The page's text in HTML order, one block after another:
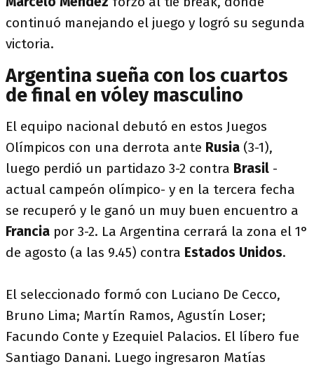
continuó manejando el juego y logró su segunda
victoria.
Argentina sueña con los cuartos
de final en vóley masculino
El equipo nacional debutó en estos Juegos
Olímpicos con una derrota ante Rusia (3-1),
luego perdió un partidazo 3-2 contra Brasil -
actual campeón olímpico- y en la tercera fecha
se recuperó y le ganó un muy buen encuentro a
Francia por 3-2. La Argentina cerrará la zona el 1°
de agosto (a las 9.45) contra Estados Unidos.
El seleccionado formó con Luciano De Cecco,
Bruno Lima; Martín Ramos, Agustín Loser;
Facundo Conte y Ezequiel Palacios. El líbero fue
Santiago Danani. Luego ingresaron Matías